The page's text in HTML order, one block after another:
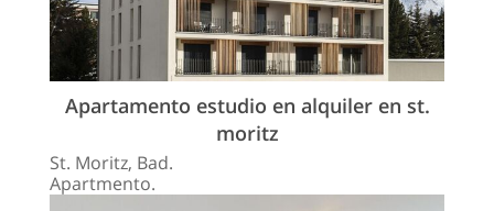
Apartamento estudio en alquiler en st.
moritz
St. Moritz, Bad.
Apartmento.